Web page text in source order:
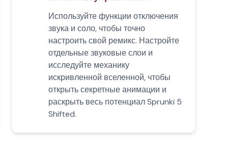
Используйте функции отключения
звука и соло, чтобы точно
настроить свой ремикс. Настройте
отдельные звуковые слои и
исследуйте механику
искривленной вселенной, чтобы
открыть секретные анимации и
раскрыть весь потенциал Sprunki 5
Shifted.